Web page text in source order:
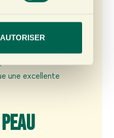
de nombreux thés
une excellente